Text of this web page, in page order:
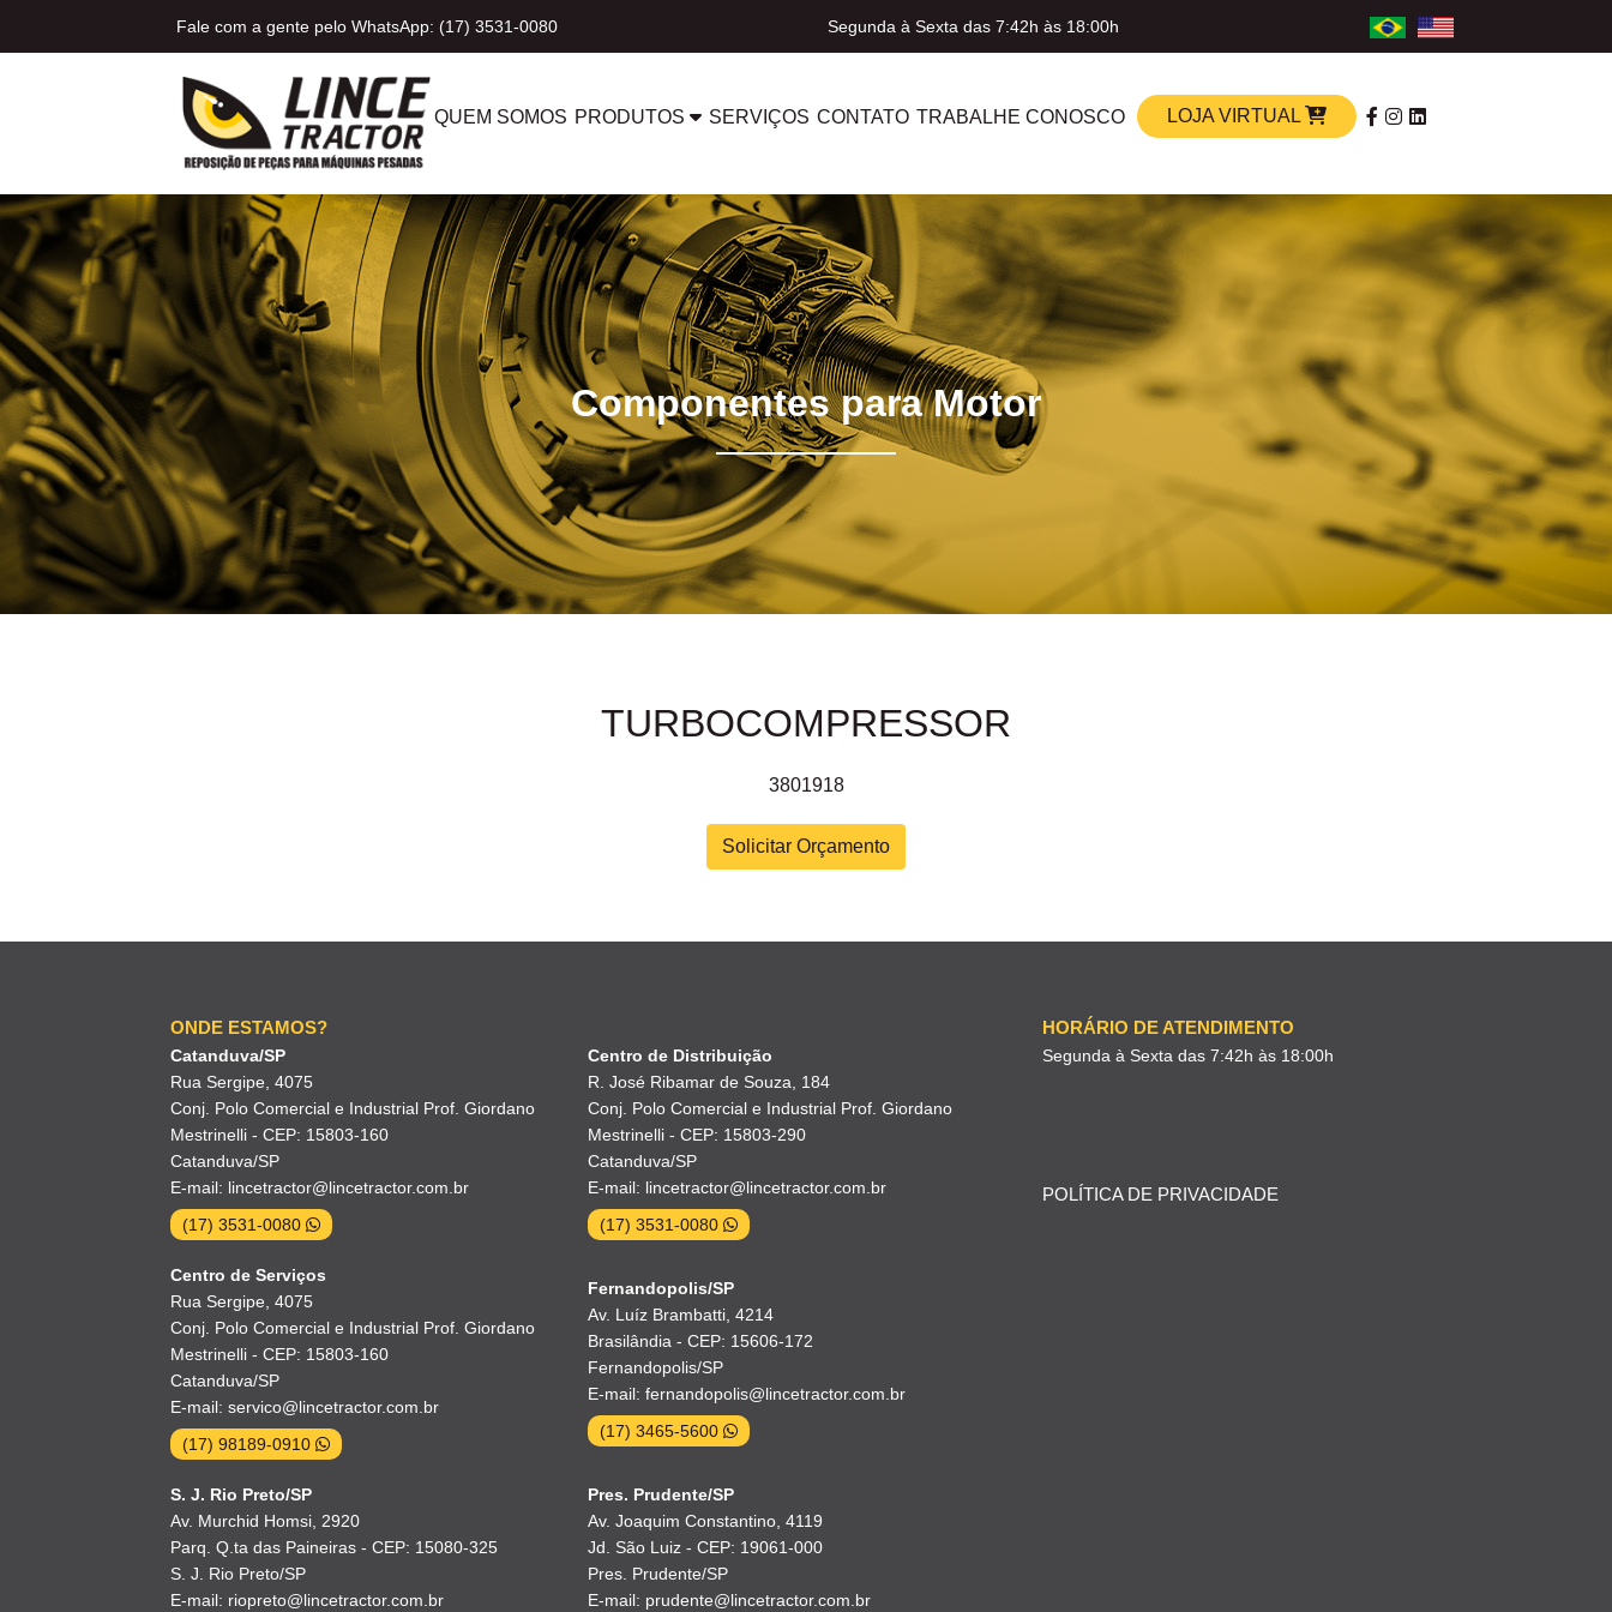
Fale com a gente pelo WhatsApp: (17) 3531-0080 Segunda à Sexta das 7:42h às 18:00h
QUEM SOMOS PRODUTOS SERVIÇOS CONTATO TRABALHE CONOSCO LOJA VIRTUAL
Componentes para Motor
TURBOCOMPRESSOR
3801918
Solicitar Orçamento
ONDE ESTAMOS?
Catanduva/SP
Rua Sergipe, 4075
Conj. Polo Comercial e Industrial Prof. Giordano
Mestrinelli - CEP: 15803-160
Catanduva/SP
E-mail: lincetractor@lincetractor.com.br
(17) 3531-0080
Centro de Distribuição
R. José Ribamar de Souza, 184
Conj. Polo Comercial e Industrial Prof. Giordano
Mestrinelli - CEP: 15803-290
Catanduva/SP
E-mail: lincetractor@lincetractor.com.br
(17) 3531-0080
Centro de Serviços
Rua Sergipe, 4075
Conj. Polo Comercial e Industrial Prof. Giordano
Mestrinelli - CEP: 15803-160
Catanduva/SP
E-mail: servico@lincetractor.com.br
(17) 98189-0910
Fernandopolis/SP
Av. Luíz Brambatti, 4214
Brasilândia - CEP: 15606-172
Fernandopolis/SP
E-mail: fernandopolis@lincetractor.com.br
(17) 3465-5600
S. J. Rio Preto/SP
Av. Murchid Homsi, 2920
Parq. Q.ta das Paineiras - CEP: 15080-325
S. J. Rio Preto/SP
E-mail: riopreto@lincetractor.com.br
Pres. Prudente/SP
Av. Joaquim Constantino, 4119
Jd. São Luiz - CEP: 19061-000
Pres. Prudente/SP
E-mail: prudente@lincetractor.com.br
HORÁRIO DE ATENDIMENTO
Segunda à Sexta das 7:42h às 18:00h
POLÍTICA DE PRIVACIDADE